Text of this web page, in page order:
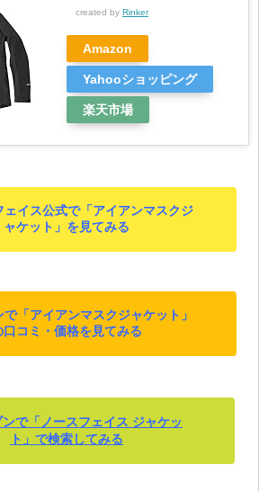
created by Rinker
Amazon
Yahooショッピング
楽天市場
ェイス公式で「アイアンマスクジ
ャケット」を見てみる
「アイアンマスクジャケット」
口コミ・価格を見てみる
で「ノースフェイス ジャケッ
ト」で検索してみる